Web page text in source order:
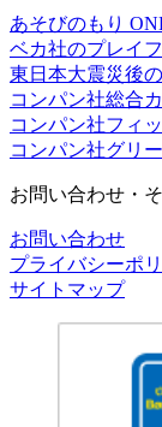
あそびのもり
ベカ社のプレイ
東日本大震災後
コンパン社総合
コンパン社フィ
コンパン社グリ
お問い合わせ・
お問い合わせ
プライバシーポ
サイトマップ